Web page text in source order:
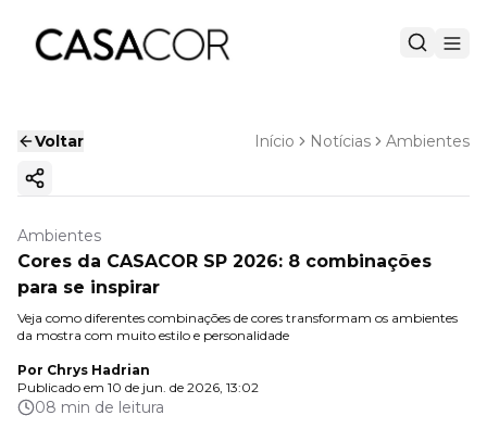
Voltar Início Notícias Ambientes
Copiar link
Ambientes
Cores da CASACOR SP 2026: 8 combinações
para se inspirar
Veja como diferentes combinações de cores transformam os ambientes
da mostra com muito estilo e personalidade
Por Chrys Hadrian
Publicado em 10 de jun. de 2026, 13:02
08 min de leitura